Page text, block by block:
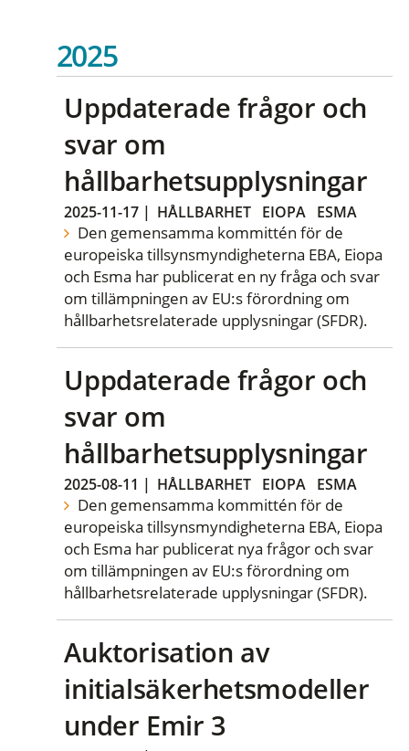
2025
Uppdaterade frågor och
svar om
hållbarhetsupplysningar
2025-11-17 | HÅLLBARHET EIOPA ESMA
Den gemensamma kommittén för de
europeiska tillsynsmyndigheterna EBA, Eiopa
och Esma har publicerat en ny fråga och svar
om tillämpningen av EU:s förordning om
hållbarhetsrelaterade upplysningar (SFDR).
Uppdaterade frågor och
svar om
hållbarhetsupplysningar
2025-08-11 | HÅLLBARHET EIOPA ESMA
Den gemensamma kommittén för de
europeiska tillsynsmyndigheterna EBA, Eiopa
och Esma har publicerat nya frågor och svar
om tillämpningen av EU:s förordning om
hållbarhetsrelaterade upplysningar (SFDR).
Auktorisation av
initialsäkerhetsmodeller
under Emir 3